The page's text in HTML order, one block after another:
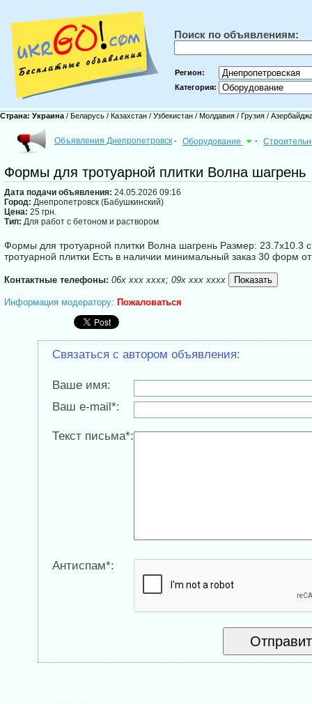
Поиск по объявлениям:
Регион:
Категория:
Страна: Украина / Беларусь / Казахстан / Узбекистан / Молдавия / Грузия /
Объявления Днепропетровск - Оборудование -
Формы для тротуарной плитки Волна шагрень
Дата подачи объявления: 24.05.2026 09:16
Город: Днепропетровск (Бабушкинский)
Цена: 25 грн.
Тип: Для работ с бетоном и раствором
Формы для тротуарной плитки Волна шагрень Размер:
тротуарной плитки Есть в наличии минимальный заказ 30 форм
Контактные телефоны: 06x xxx xxxx; 09x xxx xxxx
Информация модератору: Пожаловаться
Связаться с автором объявления:
Ваше имя:
Ваш e-mail*:
Текст письма*:
Антиспам*: